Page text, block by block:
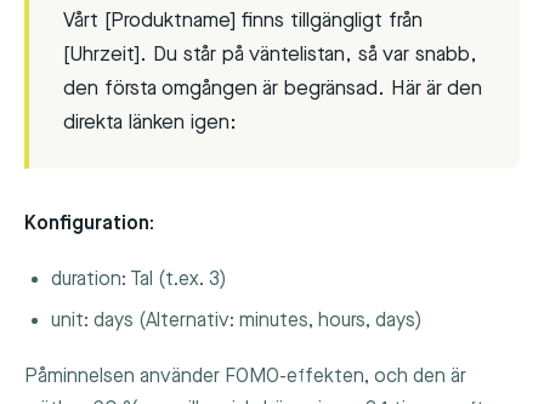
Vårt [Produktname] finns tillgängligt från
[Uhrzeit]. Du står på väntelistan, så var snabb,
den första omgången är begränsad. Här är den
direkta länken igen:
Konfiguration:
duration: Tal (t.ex. 3)
unit:days (Alternativ: minutes, hours, days)
Påminnelsen använder FOMO-effekten, och den är